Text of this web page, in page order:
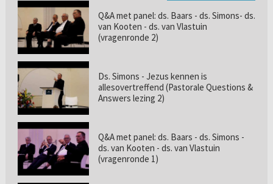
Q&A met panel: ds. Baars - ds. Simons- ds.
van Kooten - ds. van Vlastuin
(vragenronde 2)
Ds. Simons - Jezus kennen is
allesovertreffend (Pastorale Questions &
Answers lezing 2)
Q&A met panel: ds. Baars - ds. Simons -
ds. van Kooten - ds. van Vlastuin
(vragenronde 1)